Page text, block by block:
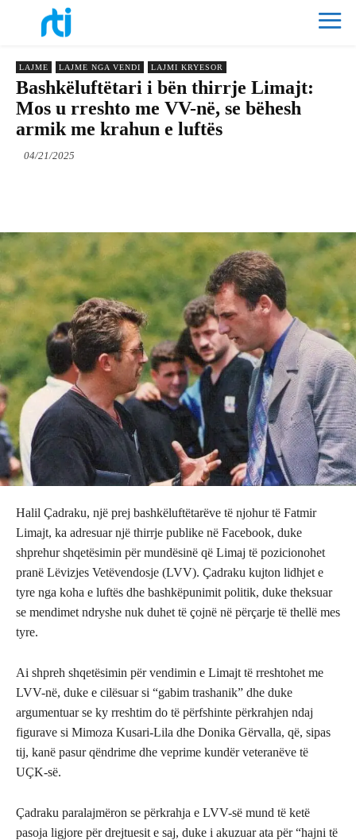
LAJME LAJME NGA VENDI LAJMI KRYESOR
Bashkëluftëtari i bën thirrje Limajt:
Mos u rreshto me VV-në, se bëhesh
armik me krahun e luftës
04/21/2025
Halil Çadraku, një prej bashkëluftëtarëve të njohur të Fatmir
Limajt, ka adresuar një thirrje publike në Facebook, duke
shprehur shqetësimin për mundësinë që Limaj të pozicionohet
pranë Lëvizjes Vetëvendosje (LVV). Çadraku kujton lidhjet e
tyre nga koha e luftës dhe bashkëpunimit politik, duke theksuar
se mendimet ndryshe nuk duhet të çojnë në përçarje të thellë mes
tyre.
Ai shpreh shqetësimin për vendimin e Limajt të rreshtohet me
LVV-në, duke e cilësuar si “gabim trashanik” dhe duke
argumentuar se ky rreshtim do të përfshinte përkrahjen ndaj
figurave si Mimoza Kusari-Lila dhe Donika Gërvalla, që, sipas
tij, kanë pasur qëndrime dhe veprime kundër veteranëve të
UÇK-së.
Çadraku paralajmëron se përkrahja e LVV-së mund të ketë
pasoja ligjore për drejtuesit e saj, duke i akuzuar ata për “hajni të